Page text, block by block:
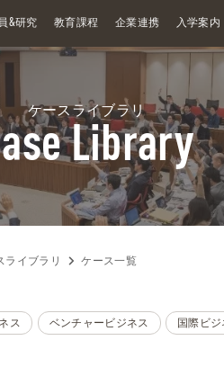
&研究 教育課程 企業連携 入学案内
ケースライブラリ
Library
ライブラリ ケース一覧
ス ベンチャービジネス 国際ビジ